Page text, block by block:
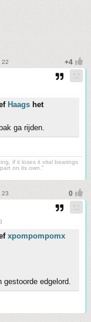
22
Haags het
ga rijden.
if it loses it vital bearings
on its own."
23
xpompompomx
edgelord.